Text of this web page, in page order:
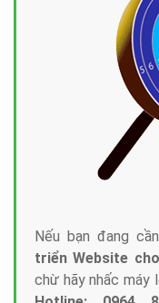
Tại sao chọn
Marketing Online?
Công ty Việt Ads
với bề dày kinh
triển thương hiệu
phí mà bạn có
ngũ kỹ thuật
Web chuyên sâu
trung tâm